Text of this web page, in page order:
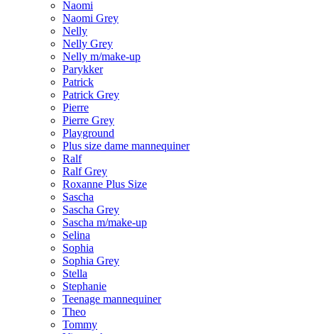
Naomi
Naomi Grey
Nelly
Nelly Grey
Nelly m/make-up
Parykker
Patrick
Patrick Grey
Pierre
Pierre Grey
Playground
Plus size dame mannequiner
Ralf
Ralf Grey
Roxanne Plus Size
Sascha
Sascha Grey
Sascha m/make-up
Selina
Sophia
Sophia Grey
Stella
Stephanie
Teenage mannequiner
Theo
Tommy